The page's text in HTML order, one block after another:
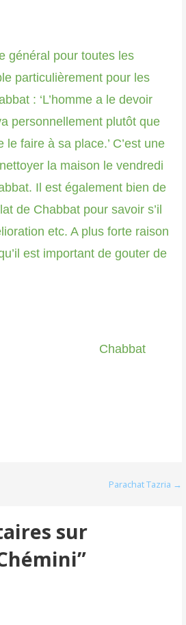
général pour toutes les
particulièrement pour les
: ‘L’homme a le devoir
personnellement plutôt que
faire à sa place.’ C’est une
la maison le vendredi
Il est également bien de
de Chabbat pour savoir s’il
etc. A plus forte raison
est important de gouter de
Parachat Tazria →
sur